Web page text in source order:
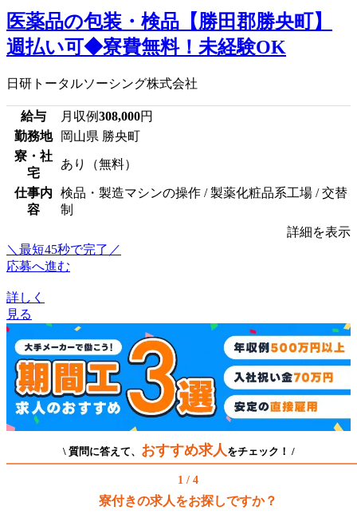
医薬品の包装・検品【勝田郡勝央町】
週払い可◆寮費無料！未経験OK
日研トータルソーシング株式会社
給与 月収例308,000円
勤務地
岡山県 勝央町
寮・社
宅
あり（無料）
仕事内
容
検品・製造マシンの操作 / 製薬化粧品系工場 / 交替
制
詳細を表示
＼最短45秒で完了／
応募へ進む
詳しく
見る
\ 質問に答えて、 おすすめ求人 をチェック！ /
1 / 4
寮付きの求人をお探しですか？